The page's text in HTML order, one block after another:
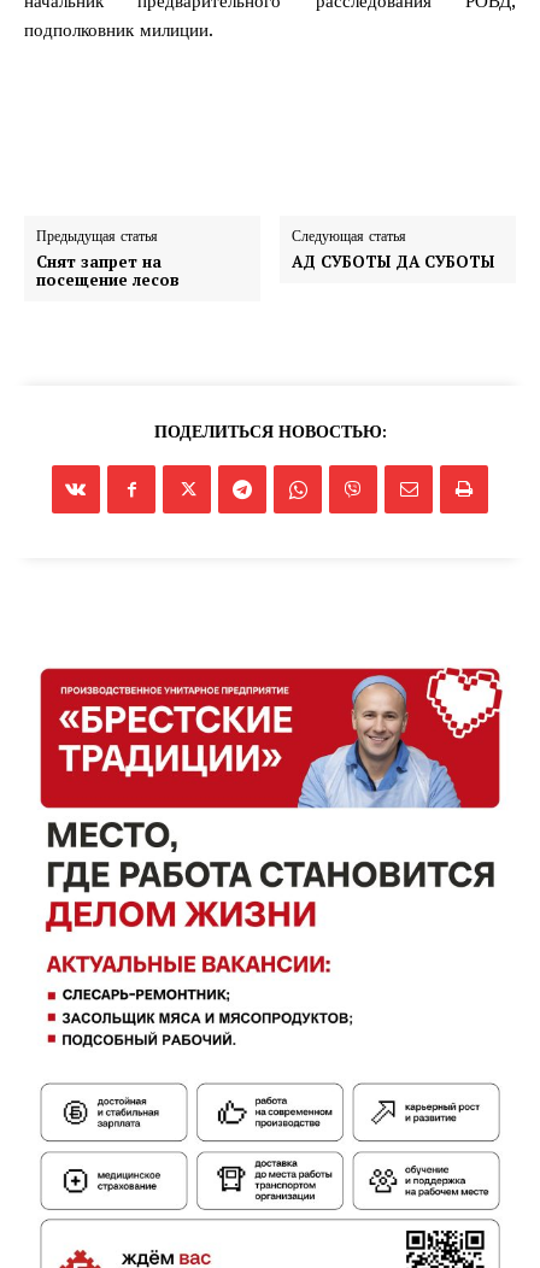
подполковник милиции.
Предыдущая статья
Снят запрет на
посещение лесов
Следующая статья
АД СУБОТЫ ДА СУБОТЫ
ПОДЕЛИТЬСЯ НОВОСТЬЮ: